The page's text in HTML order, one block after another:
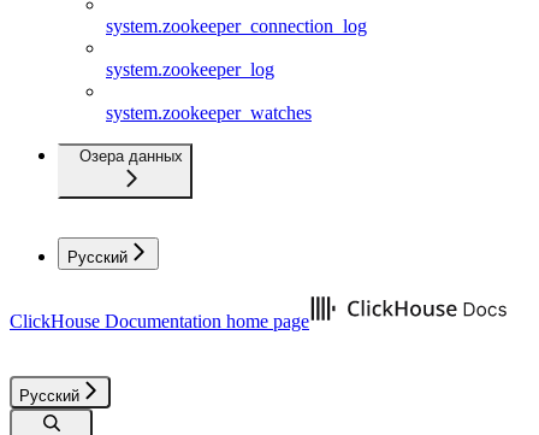
system.zookeeper_connection_log
system.zookeeper_log
system.zookeeper_watches
Озера данных
Русский
ClickHouse Documentation home page
Русский